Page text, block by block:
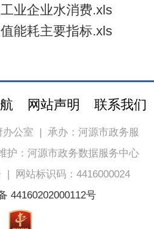
业企业水消费.xls
能耗主要指标.xls
网站声明 联系我们
办公室 | 承办：河源市政务服
护：河源市政务数据服务中心
|
网站标识码：4416000024
44160202000112号